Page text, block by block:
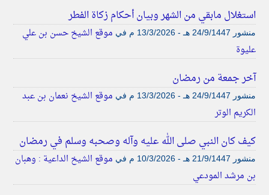
استغلال مابقي من الشهر وبيان أحكام زكاة الفطر
منشور في موقع الشيخ حسن بن علي
عليوة
آخر جمعة من رمضان
منشور في موقع الشيخ نعمان بن عبد
الكريم الوتر
كيف كان النبي صلى الله عليه وآله وصحبه وسلم في رمضان
منشور في موقع الشيخ الداعية : وهبان
بن مرشد المودعي